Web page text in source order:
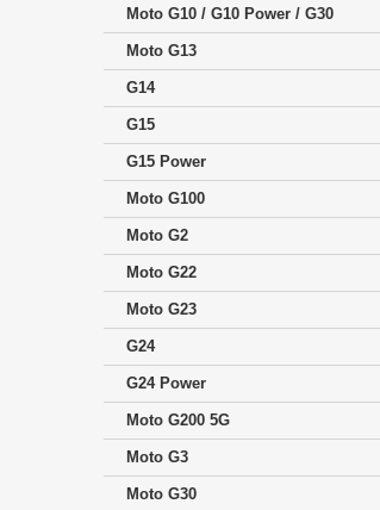
Moto G10 / G10 Power / G30
Moto G13
G14
G15
G15 Power
Moto G100
Moto G2
Moto G22
Moto G23
G24
G24 Power
Moto G200 5G
Moto G3
Moto G30